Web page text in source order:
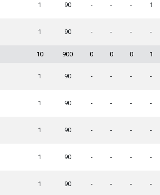
1 90 - - - 1
1 90 - - - -
10 900 0 0 0 1
1 90 - - - -
1 90 - - - -
1 90 - - - -
1 90 - - - -
1 90 - - - -